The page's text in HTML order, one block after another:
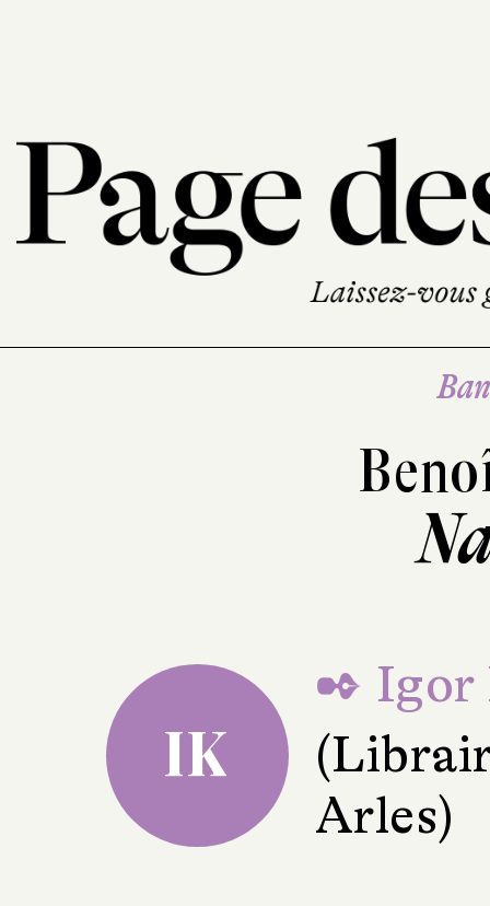
IK
✒ Igor
Arles)